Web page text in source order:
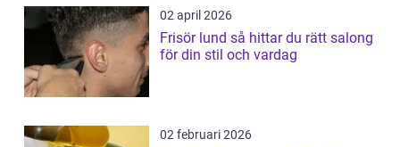
02 april 2026
Frisör lund så hittar du rätt salong
för din stil och vardag
02 februari 2026